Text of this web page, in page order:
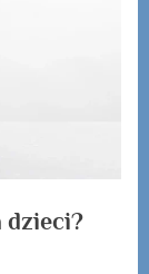
dzieci?